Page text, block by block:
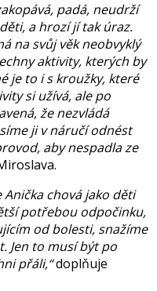
padá, neudrží
a hrozí jí tak úraz.
na svůj věk neobvyklý
aktivity, kterých by
je to i s kroužky, které
si užívá, ale po
že nezvládá
ji v náručí odnést
aby nespadla ze
Anička chová jako děti
potřebou odpočinku,
od bolesti, snažíme
Jen to musí být po
přáli,“doplňuje